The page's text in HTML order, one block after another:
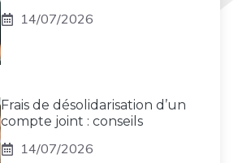
14/07/2026
Frais de désolidarisation d’un
compte joint : conseils
14/07/2026